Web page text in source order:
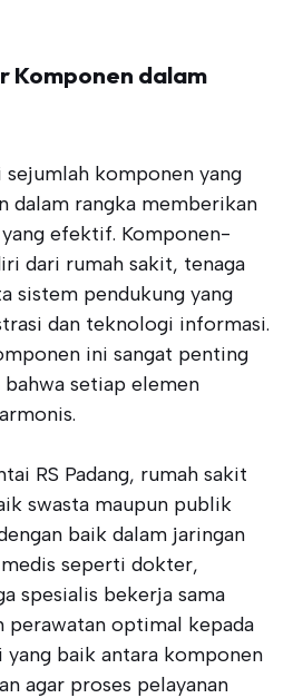
Komponen dalam
sejumlah komponen yang
dalam rangka memberikan
yang efektif. Komponen-
dari rumah sakit, tenaga
sistem pendukung yang
dan teknologi informasi.
ini sangat penting
setiap elemen
RS Padang, rumah sakit
swasta maupun publik
baik dalam jaringan
medis seperti dokter,
spesialis bekerja sama
perawatan optimal kepada
yang baik antara komponen
agar proses pelayanan